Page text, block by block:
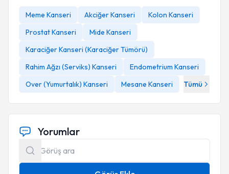
Meme Kanseri Akciğer Kanseri
Kolon Kanseri
Prostat Kanseri
Mide Kanseri
Karaciğer Kanseri (Karaciğer Tümörü)
Rahim Ağzı (Serviks) Kanseri
Endometrium Kanseri
Over (Yumurtalık) Kanseri
Mesane Kanseri Tümü
Yorumlar